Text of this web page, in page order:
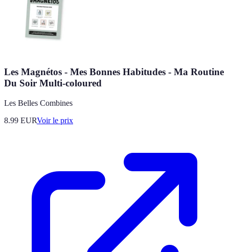
Les Magnétos - Mes Bonnes Habitudes - Ma Routine
Du Soir Multi-coloured
Les Belles Combines
8.99 EURVoir le prix